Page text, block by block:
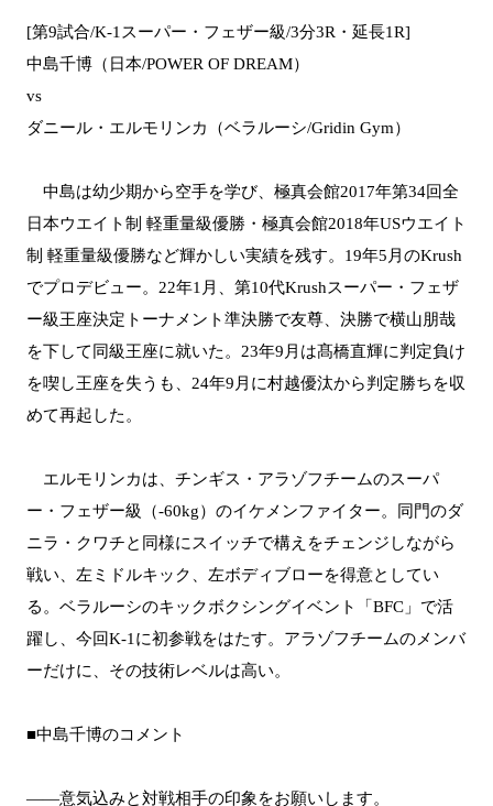
[第9試合/K-1スーパー・フェザー級/3分3R・延長1R]
中島千博（日本/POWER OF DREAM）
vs
ダニール・エルモリンカ（ベラルーシ/Gridin Gym）
中島は幼少期から空手を学び、極真会館2017年第34回全
日本ウエイト制 軽重量級優勝・極真会館2018年USウエイト
制 軽重量級優勝など輝かしい実績を残す。19年5月のKrush
でプロデビュー。22年1月、第10代Krushスーパー・フェザ
ー級王座決定トーナメント準決勝で友尊、決勝で横山朋哉
を下して同級王座に就いた。23年9月は髙橋直輝に判定負け
を喫し王座を失うも、24年9月に村越優汰から判定勝ちを収
めて再起した。
エルモリンカは、チンギス・アラゾフチームのスーパ
ー・フェザー級（-60kg）のイケメンファイター。同門のダ
ニラ・クワチと同様にスイッチで構えをチェンジしながら
戦い、左ミドルキック、左ボディブローを得意としてい
る。ベラルーシのキックボクシングイベント「BFC」で活
躍し、今回K-1に初参戦をはたす。アラゾフチームのメンバ
ーだけに、その技術レベルは高い。
■中島千博のコメント
――意気込みと対戦相手の印象をお願いします。